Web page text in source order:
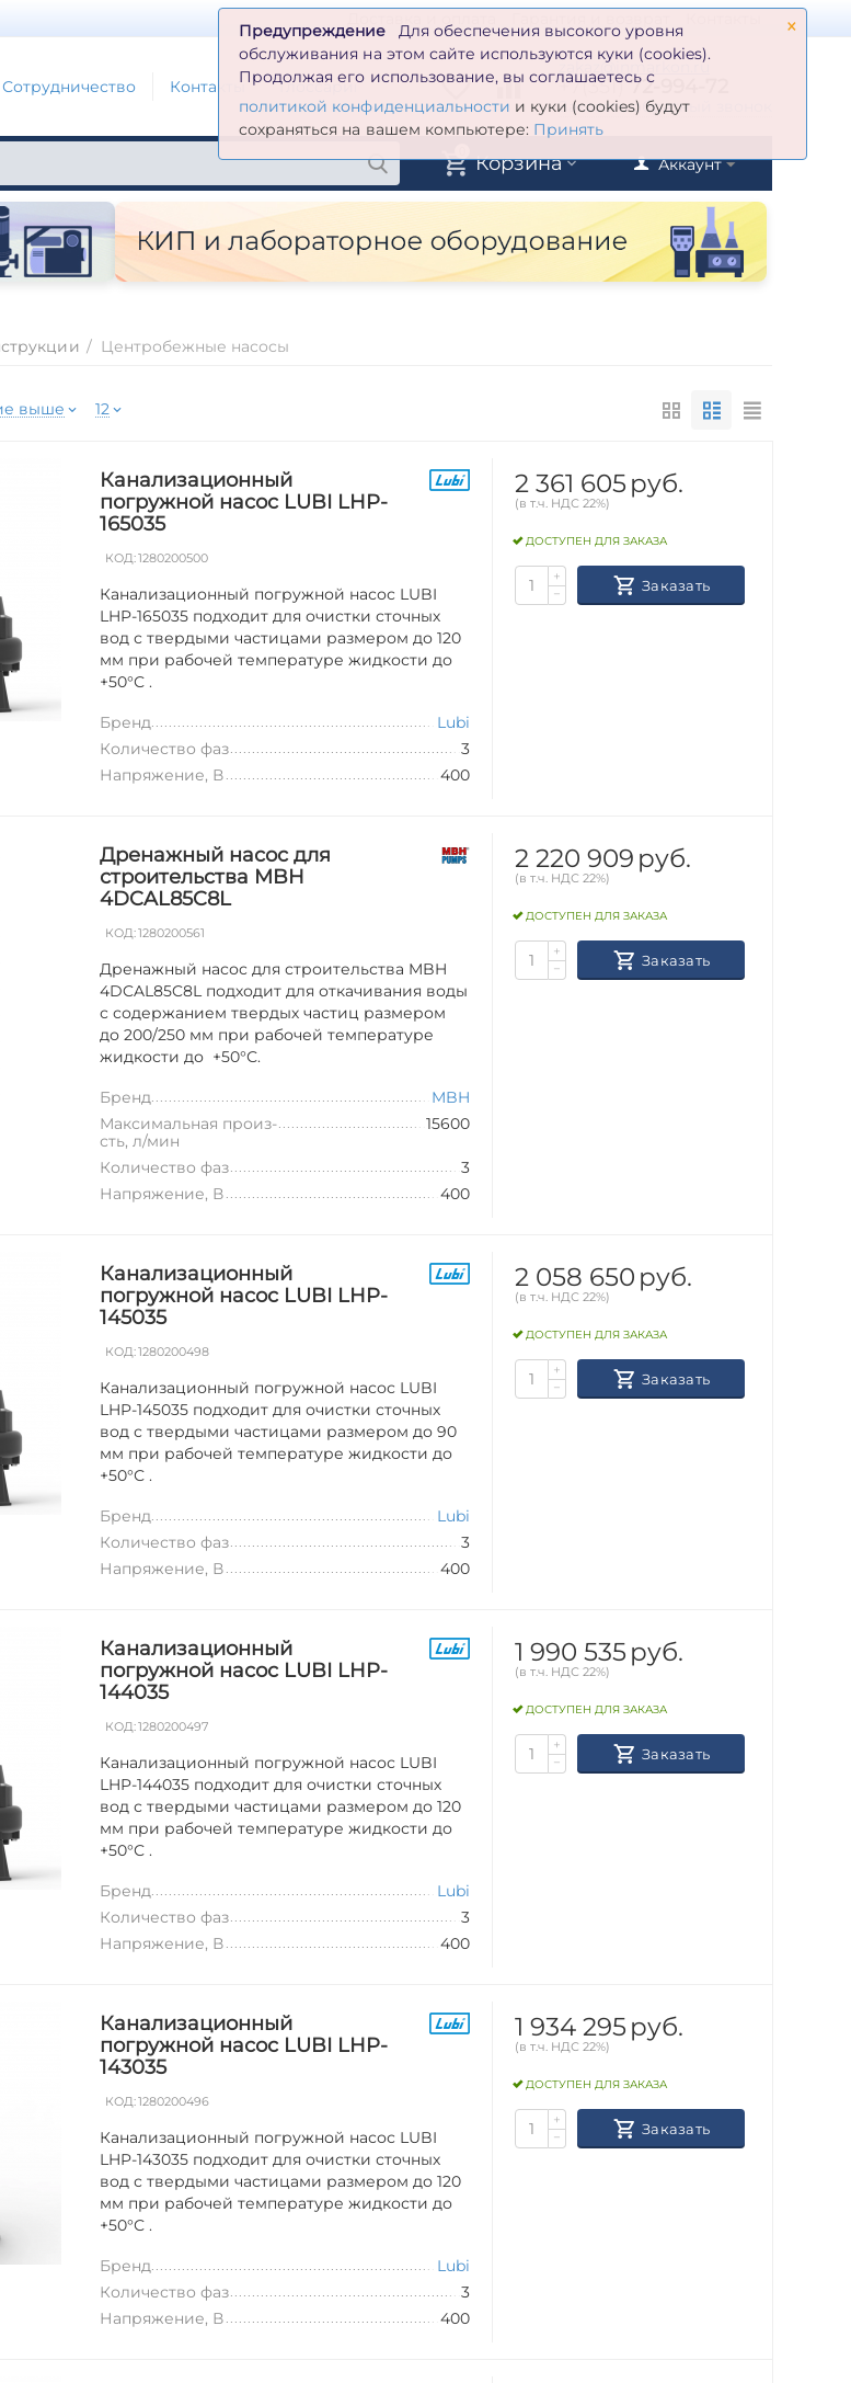
×
Предупреждение
Для обеспечения высокого уровня
обслуживания на этом сайте используются куки (cookies).
Продолжая его использование, вы соглашаетесь с
политикой конфиденциальности и куки (cookies) будут
сохраняться на вашем компьютере: Принять
Сотрудничество Контакты Глоссарий
zakaz@inmarkon.ru
+7(351)72-994-72
Заказать обратный звонок
Аккаунт
Корзина
/ Центробежные насосы
выше 12
Канализационный
погружной насос LUBI LHP-
165035
КОД:1280200500
Канализационный погружной насос LUBI
LHP-165035 подходит для очистки сточных
вод с твердыми частицами размером до 120
мм при рабочей температуре жидкости до
+50°С .
Бренд
Lubi
Количество фаз
3
Напряжение, В
400
2 361 605 руб.
(в т.ч. НДС 22%)
ДОСТУПЕН ДЛЯ ЗАКАЗА
+
−
Заказать
Дренажный насос для
строительства MBH
4DCAL85C8L
КОД:1280200561
Дренажный насос для строительства MBH
4DCAL85C8L подходит для откачивания воды
с содержанием твердых частиц размером
до 200/250 мм при рабочей температуре
жидкости до +50°С.
Бренд
MBH
Максимальная произ-
сть, л/мин
15600
Количество фаз
3
Напряжение, В
400
2 220 909 руб.
(в т.ч. НДС 22%)
ДОСТУПЕН ДЛЯ ЗАКАЗА
+
−
Заказать
Канализационный
погружной насос LUBI LHP-
145035
КОД:1280200498
Канализационный погружной насос LUBI
LHP-145035 подходит для очистки сточных
вод с твердыми частицами размером до 90
мм при рабочей температуре жидкости до
+50°С .
Бренд
Lubi
Количество фаз
3
Напряжение, В
400
2 058 650 руб.
(в т.ч. НДС 22%)
ДОСТУПЕН ДЛЯ ЗАКАЗА
+
−
Заказать
Канализационный
погружной насос LUBI LHP-
144035
КОД:1280200497
Канализационный погружной насос LUBI
LHP-144035 подходит для очистки сточных
вод с твердыми частицами размером до 120
мм при рабочей температуре жидкости до
+50°С .
Бренд
Lubi
Количество фаз
3
Напряжение, В
400
1 990 535 руб.
(в т.ч. НДС 22%)
ДОСТУПЕН ДЛЯ ЗАКАЗА
+
−
Заказать
Канализационный
погружной насос LUBI LHP-
143035
КОД:1280200496
Канализационный погружной насос LUBI
LHP-143035 подходит для очистки сточных
вод с твердыми частицами размером до 120
мм при рабочей температуре жидкости до
+50°С .
Бренд
Lubi
Количество фаз
3
Напряжение, В
400
1 934 295 руб.
(в т.ч. НДС 22%)
ДОСТУПЕН ДЛЯ ЗАКАЗА
+
−
Заказать